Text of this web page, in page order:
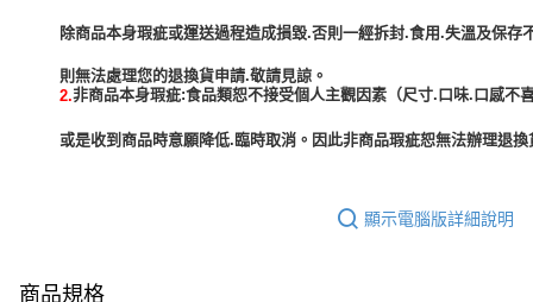
除商品本身瑕疵或運送過程造成損毀.否則一經拆封.食用.失溫及保存
2.非商品本身瑕疵:食品類恕不接受個人主觀因素（尺寸.口味.口感不
或是收到商品時意願降低.臨時取消。因此非商品瑕疵恕無法辦理退
顯示電腦版詳細說明
商品規格